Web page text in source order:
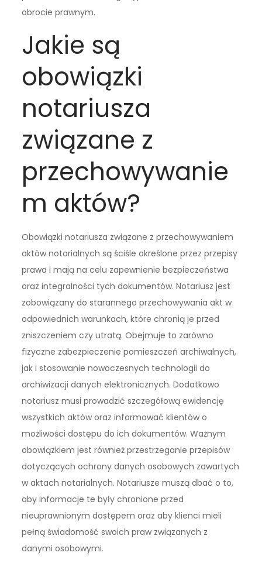
obrocie prawnym.
Jakie są
obowiązki
notariusza
związane z
przechowywanie
m aktów?
Obowiązki notariusza związane z przechowywaniem
aktów notarialnych są ściśle określone przez przepisy
prawa i mają na celu zapewnienie bezpieczeństwa
oraz integralności tych dokumentów. Notariusz jest
zobowiązany do starannego przechowywania akt w
odpowiednich warunkach, które chronią je przed
zniszczeniem czy utratą. Obejmuje to zarówno
fizyczne zabezpieczenie pomieszczeń archiwalnych,
jak i stosowanie nowoczesnych technologii do
archiwizacji danych elektronicznych. Dodatkowo
notariusz musi prowadzić szczegółową ewidencję
wszystkich aktów oraz informować klientów o
możliwości dostępu do ich dokumentów. Ważnym
obowiązkiem jest również przestrzeganie przepisów
dotyczących ochrony danych osobowych zawartych
w aktach notarialnych. Notariusze muszą dbać o to,
aby informacje te były chronione przed
nieuprawnionym dostępem oraz aby klienci mieli
pełną świadomość swoich praw związanych z
danymi osobowymi.